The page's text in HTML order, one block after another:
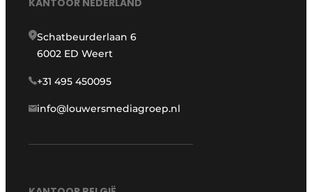
Schatbeurderlaan 6
6002 ED Weert
+31 495 450095
info@louwersmediagroep.nl